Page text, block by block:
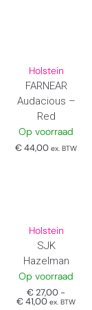
Holstein
FARNEAR
Audacious –
Red
Op voorraad
€44,00 ex. BTW
Holstein
SJK
Hazelman
Op voorraad
€27,00 -
€41,00 ex. BTW